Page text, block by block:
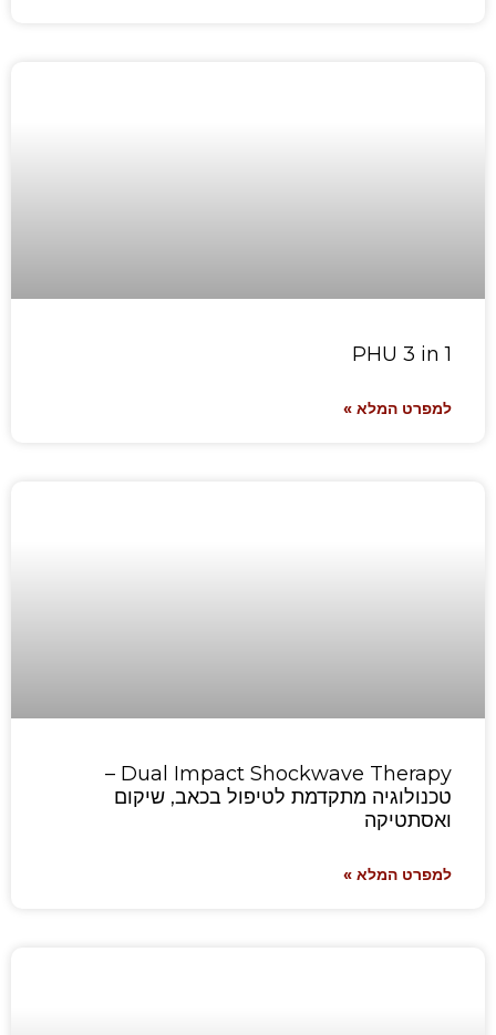
PHU 3 in 1
למפרט המלא »
Dual Impact Shockwave Therapy –
טכנולוגיה מתקדמת לטיפול בכאב, שיקום
ואסתטיקה
למפרט המלא »